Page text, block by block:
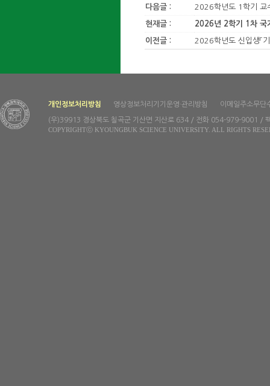
다음글 : 2026학년도 1학기 교
현재글 : 2026년 2학기 1차 국
이전글 : 2026학년도 신입생「
개인정보처리방침 영상정보처리기기운영·관리방침 이메일주소무단
(우)39913 경상북도 칠곡군 기산면 지산로 634 / 전화 054-979-9001 /
COPYRIGHTⓒ KYOUNGBUK SCIENCE UNIVERSITY. ALL RIGHTS